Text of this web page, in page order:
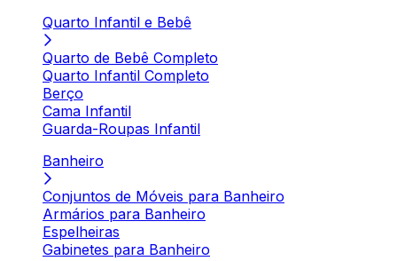
Quarto Infantil e Bebê
Quarto de Bebê Completo
Quarto Infantil Completo
Berço
Cama Infantil
Guarda-Roupas Infantil
Banheiro
Conjuntos de Móveis para Banheiro
Armários para Banheiro
Espelheiras
Gabinetes para Banheiro